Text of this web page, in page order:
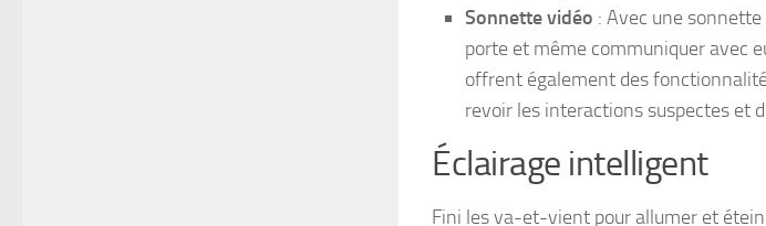
Sonnette vidéo : Avec une
porte et même communiquer avec
offrent également des
revoir les interactions suspectes et
Éclairage intelligent
Fini les va-et-vient pour allumer et